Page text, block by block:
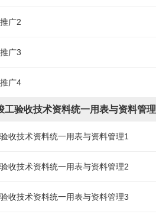
广2
广3
广4
工验收技术资料统一用表与资料管理
收技术资料统一用表与资料管理1
收技术资料统一用表与资料管理2
收技术资料统一用表与资料管理3